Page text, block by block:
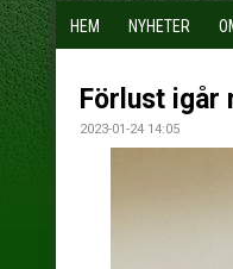
HEM NYHETER
Förlust igår
2023-01-24 14:05